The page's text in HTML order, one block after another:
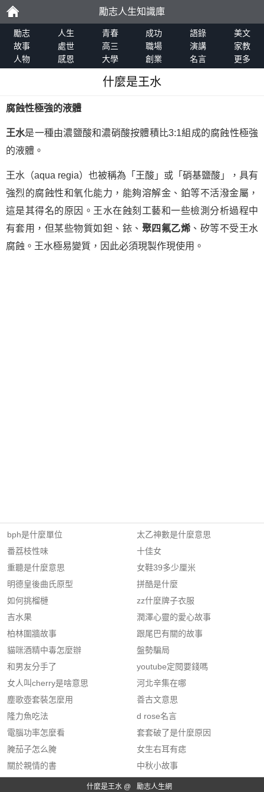
勵
志
勵志人生知識庫
勵志 人生 青春 成功 語錄
美文
故事
處世 高三 職場 演講
家教
人物
感恩 大學 創業 名言 更多
什麼是王水
腐蝕性極強的液體
王水是一種由濃鹽酸和濃硝酸按體積比3:1組成的腐蝕性極強
的液體。
王水（aqua regia）也被稱為「王酸」或「硝基鹽酸」，具有
強烈的腐蝕性和氧化能力，能夠溶解金、鉑等不活潑金屬，
這是其得名的原因。王水在蝕刻工藝和一些檢測分析過程中
有套用，但某些物質如鉭、銥、 聚四氟乙烯 、矽等不受王水
腐蝕。王水極易變質，因此必須現製作現使用。
bph是什麼單位
番荔枝性味
重聽是什麼意思
明德皇後曲氏原型
如何挑榴槤
吉水果
柏林圍牆故事
貓咪酒精中毒怎麼辦
和男友分手了
女人叫cherry是啥意思
塵歌壺套裝怎麼用
隆力魚吃法
電腦功率怎麼看
腌茄子怎么腌
關於親情的書
太乙神數是什麼意思
十佳女
女鞋39多少厘米
拼酷是什麼
zz什麼牌子衣服
潤澤心靈的愛心故事
跟尾巴有關的故事
盤勢騙局
youtube定閱要錢嗎
河北辛集在哪
善古文意思
d rose名言
套套破了是什麼原因
女生右耳有痣
中秋小故事
什麼是王水 @ 勵志人生網